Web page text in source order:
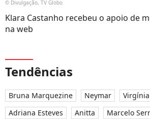
© Divulgação, TV Globo
Klara Castanho recebeu o apoio de
na web
Tendências
Bruna Marquezine Neymar
Virgínia
Adriana Esteves
Anitta Marcelo